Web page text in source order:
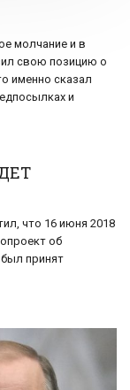
молчание и в
свою позицию о
именно сказал
и
что 16 июня 2018
об
принят